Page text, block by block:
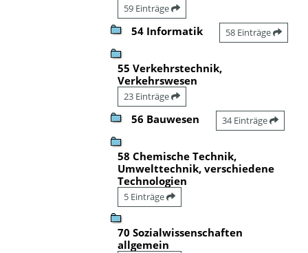
59 Einträge
54 Informatik 58 Einträge
55 Verkehrstechnik,
Verkehrswesen
23 Einträge
56 Bauwesen 34 Einträge
58 Chemische Technik,
Umwelttechnik, verschiedene
Technologien
5 Einträge
70 Sozialwissenschaften
allgemein